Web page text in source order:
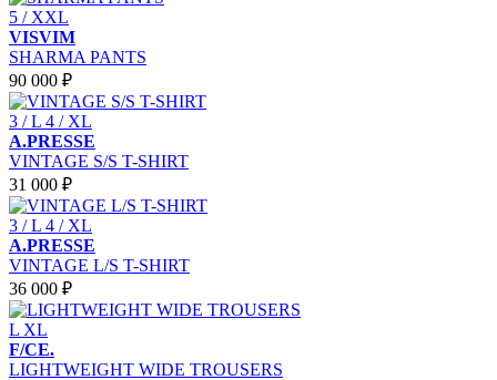
5 / XXL
VISVIM
SHARMA PANTS
90 000 ₽
3 / L 4 / XL
A.PRESSE
VINTAGE S/S T-SHIRT
31 000 ₽
3 / L 4 / XL
A.PRESSE
VINTAGE L/S T-SHIRT
36 000 ₽
L XL
F/CE.
LIGHTWEIGHT WIDE TROUSERS